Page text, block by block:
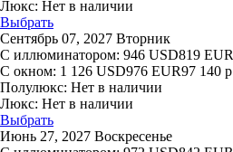
Люкс: Нет в наличии
Выбрать
Сентябрь 07, 2027 Вторник
С иллюминатором: 946 USD819 EUR
С окном: 1 126 USD976 EUR97 140 р
Полулюкс: Нет в наличии
Люкс: Нет в наличии
Выбрать
Июнь 27, 2027 Воскресенье